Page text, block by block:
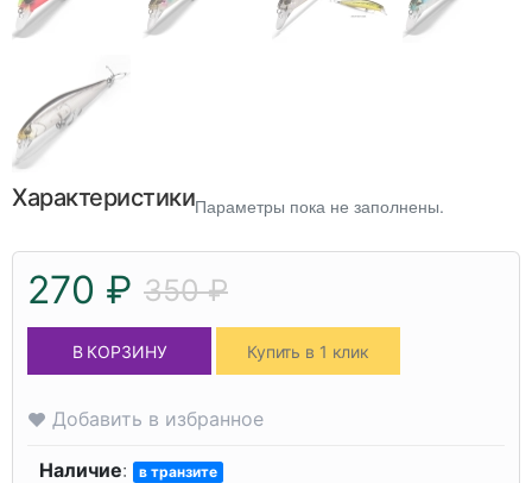
ХарактеристикиПараметры пока не заполнены.
270 ₽ 350 ₽
В КОРЗИНУ Купить в 1 клик
Добавить в избранное
Наличие: в транзите